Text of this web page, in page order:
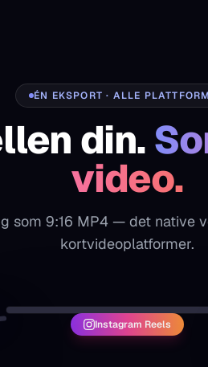
ÉN EKSPORT · ALLE
din.
video.
som 9:16 MP4 — det native
kortvideoplatformer.
Instagram Reels